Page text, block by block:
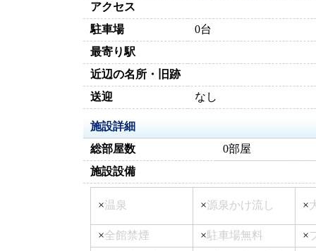
アクセス
駐車場
0台
最寄り駅
近辺の名所・旧跡
送迎
なし
施設詳細
総部屋数
0部屋
施設設備
×温泉 ×源泉かけ流し ×
×全館禁煙 ×駐車場無料 ×